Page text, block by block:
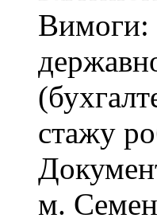
Вимоги:
стажу
м.